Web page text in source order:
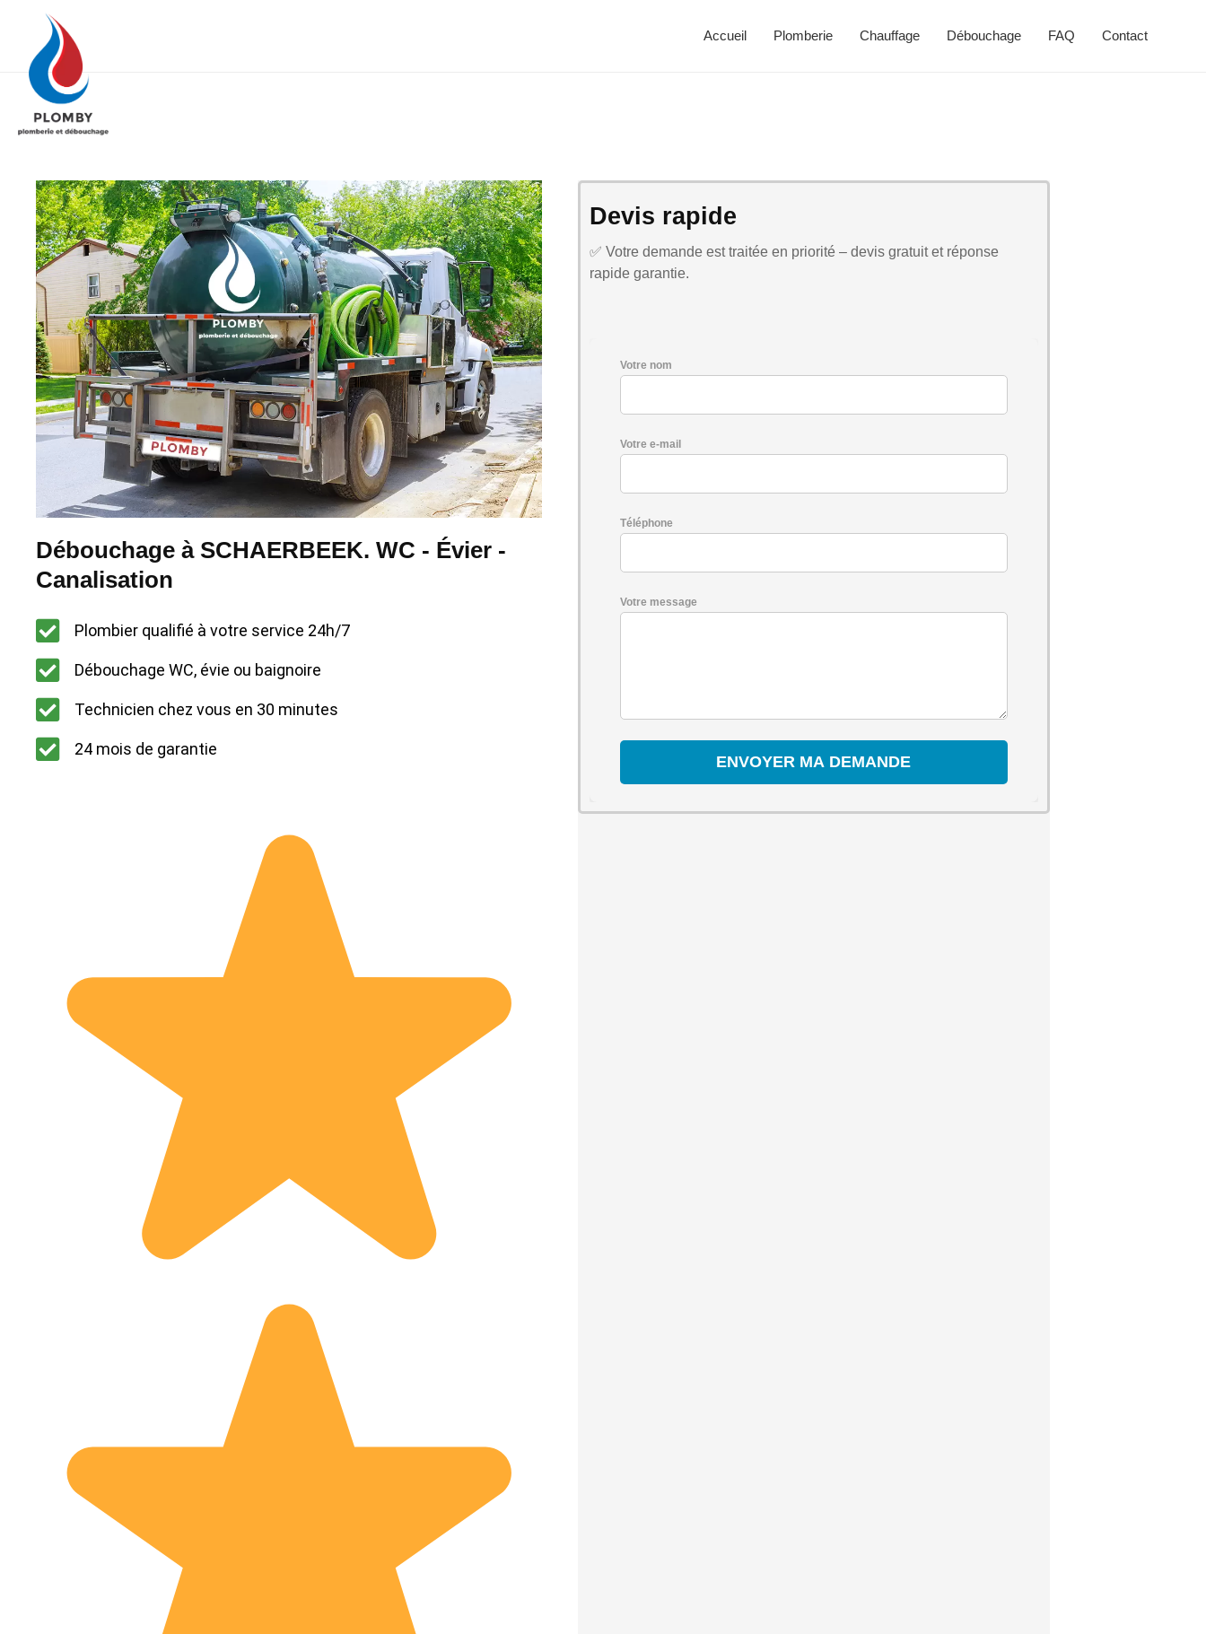
Accueil Plomberie Chauffage Débouchage FAQ Contact
Débouchage à SCHAERBEEK. WC - Évier -
Canalisation
Plombier qualifié à votre service 24h/7
Débouchage WC, évie ou baignoire
Technicien chez vous en 30 minutes
24 mois de garantie
Devis rapide
✅ Votre demande est traitée en priorité – devis gratuit et réponse
rapide garantie.
Votre nom
Votre e-mail
Téléphone
Votre message